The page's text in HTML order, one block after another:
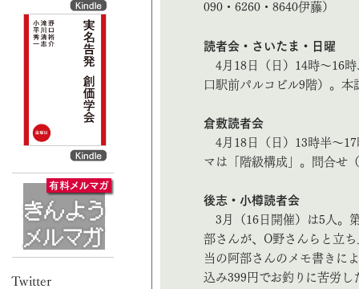
090・6260・8640伊藤）
読者会・さいたま・日曜
4月18日（日）14時～16時
口駅前パルコビル9階）。
倉敷読者会
4月18日（日）13時半～17
マは「階級構成」。問合せ
後志・小樽読者会
3月（16日開催）は5人。
部さんが、O野さんらと立
当の阿部さんのメモ書きに
込み399円でお釣りに苦労